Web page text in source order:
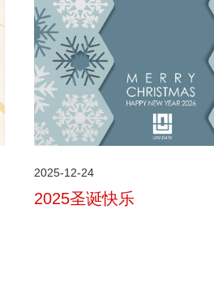
2025-12-24
2025圣诞快乐